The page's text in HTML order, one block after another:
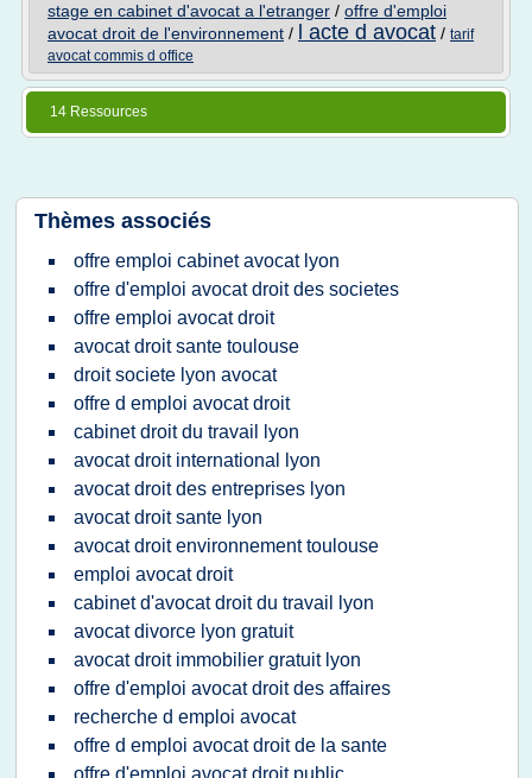
stage en cabinet d'avocat a l'etranger / offre d'emploi
avocat droit de l'environnement / l acte d avocat / tarif
avocat commis d office
14 Ressources
Thèmes associés
offre emploi cabinet avocat lyon
offre d'emploi avocat droit des societes
offre emploi avocat droit
avocat droit sante toulouse
droit societe lyon avocat
offre d emploi avocat droit
cabinet droit du travail lyon
avocat droit international lyon
avocat droit des entreprises lyon
avocat droit sante lyon
avocat droit environnement toulouse
emploi avocat droit
cabinet d'avocat droit du travail lyon
avocat divorce lyon gratuit
avocat droit immobilier gratuit lyon
offre d'emploi avocat droit des affaires
recherche d emploi avocat
offre d emploi avocat droit de la sante
offre d'emploi avocat droit public